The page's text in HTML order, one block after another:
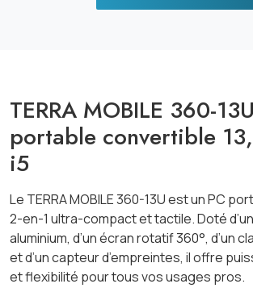
TERRA MOBILE 360-
portable convertible
i5
Le TERRA MOBILE 360-13U est un PC
2-en-1 ultra-compact et tactile. Doté
aluminium, d’un écran rotatif 360°, d’un
et d’un capteur d’empreintes, il offre
et flexibilité pour tous vos usages pros.